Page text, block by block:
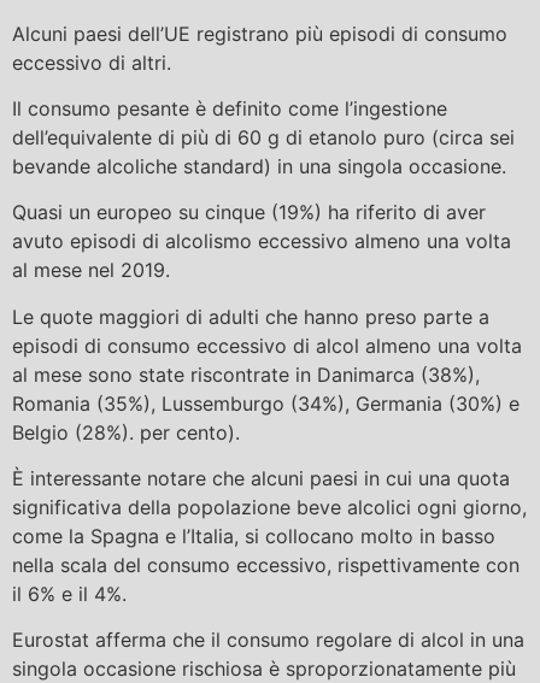
Alcuni paesi dell’UE registrano più episodi di consumo
eccessivo di altri.
Il consumo pesante è definito come l’ingestione
dell’equivalente di più di 60 g di etanolo puro (circa sei
bevande alcoliche standard) in una singola occasione.
Quasi un europeo su cinque (19%) ha riferito di aver
avuto episodi di alcolismo eccessivo almeno una volta
al mese nel 2019.
Le quote maggiori di adulti che hanno preso parte a
episodi di consumo eccessivo di alcol almeno una volta
al mese sono state riscontrate in Danimarca (38%),
Romania (35%), Lussemburgo (34%), Germania (30%) e
Belgio (28%). per cento).
È interessante notare che alcuni paesi in cui una quota
significativa della popolazione beve alcolici ogni giorno,
come la Spagna e l’Italia, si collocano molto in basso
nella scala del consumo eccessivo, rispettivamente con
il 6% e il 4%.
Eurostat afferma che il consumo regolare di alcol in una
singola occasione rischiosa è sproporzionatamente più